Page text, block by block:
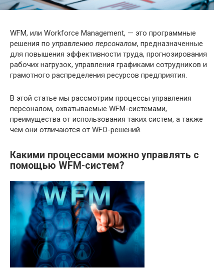
WFM, или Workforce Management, — это программные
решения по управлению персоналом, предназначенные
для повышения эффективности труда, прогнозирования
рабочих нагрузок, управления графиками сотрудников и
грамотного распределения ресурсов предприятия.
В этой статье мы рассмотрим процессы управления
персоналом, охватываемые WFM-системами,
преимущества от использования таких систем, а также
чем они отличаются от WFO-решений.
Какими процессами можно управлять с
помощью WFM-систем?